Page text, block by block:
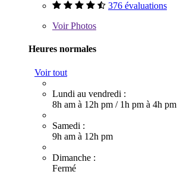
376 évaluations
VoirPhotos
Heures normales
Voir tout
Lundi au vendredi :
8h am à 12h pm / 1h pm à 4h pm
Samedi :
9h am à 12h pm
Dimanche :
Fermé